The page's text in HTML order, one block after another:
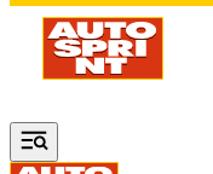
Vai al contenuto principale